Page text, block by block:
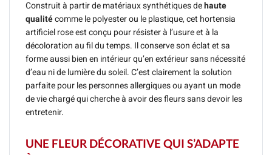
Construit à partir de matériaux synthétiques dehaute
qualitécomme le polyester ou le plastique, cet hortensia
artificiel rose est conçu pour résister à l’usure et à la
décoloration au fil du temps. Il conserve son éclat et sa
forme aussi bien en intérieur qu’en extérieur sans nécessité
d’eau ni de lumière du soleil. C’est clairement la solution
parfaite pour les personnes allergiques ou ayant un mode
de vie chargé qui cherche à avoir des fleurs sans devoir les
entretenir.
UNE FLEUR DÉCORATIVE QUI S’ADAPTE